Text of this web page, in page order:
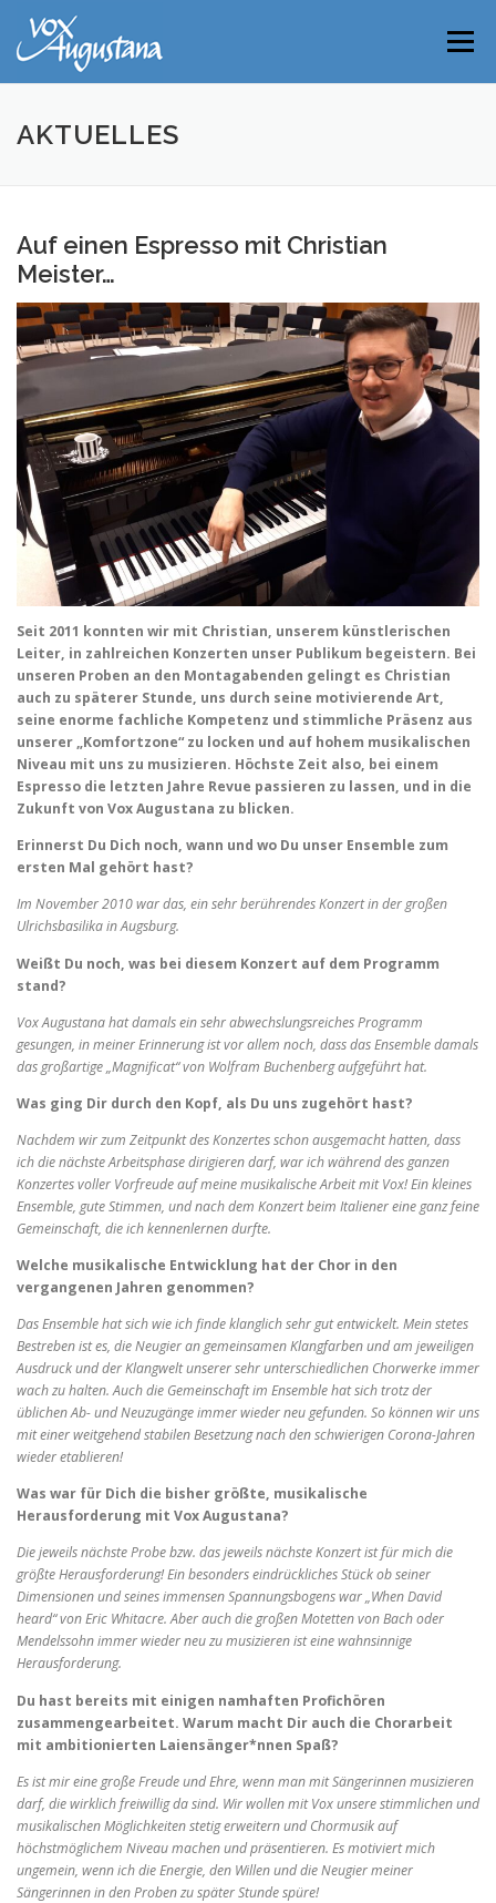
Inhalt
Menü
AKTUELLES
Auf einen Espresso mit Christian
Meister…
Seit 2011 konnten wir mit Christian, unserem künstlerischen
Leiter, in zahlreichen Konzerten unser Publikum begeistern. Bei
unseren Proben an den Montagabenden gelingt es Christian
auch zu späterer Stunde, uns durch seine motivierende Art,
seine enorme fachliche Kompetenz und stimmliche Präsenz aus
unserer „Komfortzone“ zu locken und auf hohem musikalischen
Niveau mit uns zu musizieren. Höchste Zeit also, bei einem
Espresso die letzten Jahre Revue passieren zu lassen, und in die
Zukunft von Vox Augustana zu blicken.
Erinnerst Du Dich noch, wann und wo Du unser Ensemble zum
ersten Mal gehört hast?
Im November 2010 war das, ein sehr berührendes Konzert in der großen
Ulrichsbasilika in Augsburg.
Weißt Du noch, was bei diesem Konzert auf dem Programm
stand?
Vox Augustana hat damals ein sehr abwechslungsreiches Programm
gesungen, in meiner Erinnerung ist vor allem noch, dass das Ensemble damals
das großartige „Magnificat“ von Wolfram Buchenberg aufgeführt hat.
Was ging Dir durch den Kopf, als Du uns zugehört hast?
Nachdem wir zum Zeitpunkt des Konzertes schon ausgemacht hatten, dass
ich die nächste Arbeitsphase dirigieren darf, war ich während des ganzen
Konzertes voller Vorfreude auf meine musikalische Arbeit mit Vox! Ein kleines
Ensemble, gute Stimmen, und nach dem Konzert beim Italiener eine ganz feine
Gemeinschaft, die ich kennenlernen durfte.
Welche musikalische Entwicklung hat der Chor in den
vergangenen Jahren genommen?
Das Ensemble hat sich wie ich finde klanglich sehr gut entwickelt. Mein stetes
Bestreben ist es, die Neugier an gemeinsamen Klangfarben und am jeweiligen
Ausdruck und der Klangwelt unserer sehr unterschiedlichen Chorwerke immer
wach zu halten. Auch die Gemeinschaft im Ensemble hat sich trotz der
üblichen Ab- und Neuzugänge immer wieder neu gefunden. So können wir uns
mit einer weitgehend stabilen Besetzung nach den schwierigen Corona-Jahren
wieder etablieren!
Was war für Dich die bisher größte, musikalische
Herausforderung mit Vox Augustana?
Die jeweils nächste Probe bzw. das jeweils nächste Konzert ist für mich die
größte Herausforderung! Ein besonders eindrückliches Stück ob seiner
Dimensionen und seines immensen Spannungsbogens war „When David
heard“ von Eric Whitacre. Aber auch die großen Motetten von Bach oder
Mendelssohn immer wieder neu zu musizieren ist eine wahnsinnige
Herausforderung.
Du hast bereits mit einigen namhaften Profichören
zusammengearbeitet. Warum macht Dir auch die Chorarbeit
mit ambitionierten Laiensänger*nnen Spaß?
Es ist mir eine große Freude und Ehre, wenn man mit Sängerinnen musizieren
darf, die wirklich freiwillig da sind. Wir wollen mit Vox unsere stimmlichen und
musikalischen Möglichkeiten stetig erweitern und Chormusik auf
höchstmöglichem Niveau machen und präsentieren. Es motiviert mich
ungemein, wenn ich die Energie, den Willen und die Neugier meiner
Sängerinnen in den Proben zu später Stunde spüre!